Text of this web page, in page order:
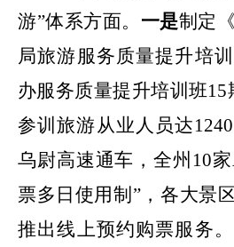
游”体系方面。 一是制定《
局旅游服务质量提升培
办服务质量提升培训班15
参训旅游从业人员达1240
乌尉高速通车，全州 10家
票多日使用制”，各大景
推出线上预约购票服务。